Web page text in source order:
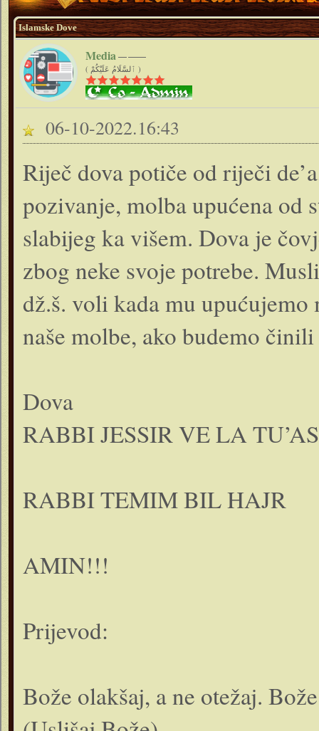
Islamske Dove
Media
( ٱلسَّلَامُ عَلَيْكُمْ )
06-10-2022.16:43
Riječ dova potiče od riječi
pozivanje, molba upućena od
slabijeg ka višem. Dova je
zbog neke svoje potrebe.
dž.š. voli kada mu
naše molbe, ako budemo
Dova
RABBI JESSIR VE LA
RABBI TEMIM BIL HAJR
AMIN!!!
Prijevod:
Bože olakšaj, a ne otežaj.